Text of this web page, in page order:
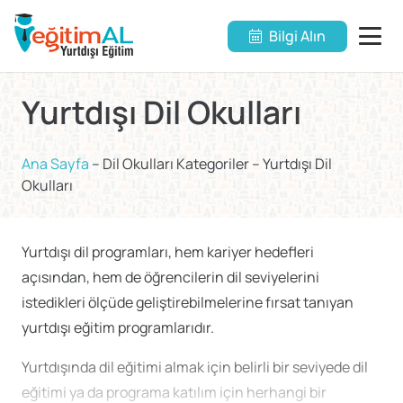
Bilgi Alın
Yurtdışı Dil Okulları
Ana Sayfa – Dil Okulları Kategoriler–Yurtdışı Dil
Okulları
Yurtdışı dil programları, hem kariyer hedefleri
açısından, hem de öğrencilerin dil seviyelerini
istedikleri ölçüde geliştirebilmelerine fırsat tanıyan
yurtdışı eğitim programlarıdır.
Yurtdışında dil eğitimi almak için belirli bir seviyede dil
eğitimi ya da programa katılım için herhangi bir